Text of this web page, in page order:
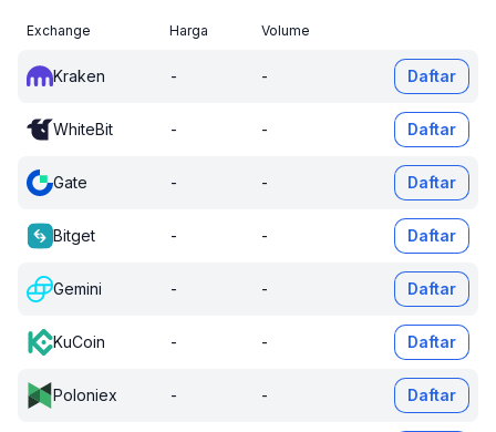
Exchange Harga Volume
Kraken - - Daftar
WhiteBit - - Daftar
Gate - - Daftar
Bitget - - Daftar
Gemini - - Daftar
KuCoin - - Daftar
Poloniex - - Daftar